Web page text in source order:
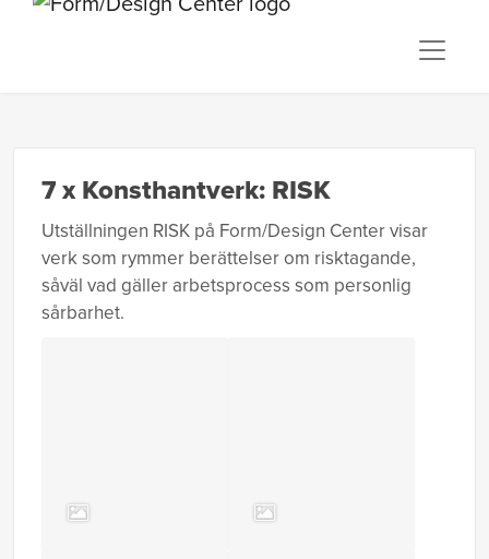
7 x Konsthantverk: RISK
Utställningen RISK på Form/Design Center visar
verk som rymmer berättelser om risktagande,
såväl vad gäller arbetsprocess som personlig
sårbarhet.